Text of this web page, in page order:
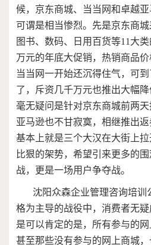
候，京东商城、当当网和卓越
可谓是相当惨烈。先是京东商
图书、数码、日用百货等11大
万元的年底大促销，热销商品价
当当网一开始还沉得住气，可
了，斥资几千万元也推出大幅
毫无疑问是针对京东商城前两
亚马逊也不甘寂寞，相继推出返
基本上就是三个大汉在大街上
比狠的架势，希望引来更多的
战，更是一场用户争夺战。
沈阳众森企业管理咨询培训
格为主导的战役中，消费者无
是可以肯定的是，所有参与的网
甚至那些没有参与的网上商城